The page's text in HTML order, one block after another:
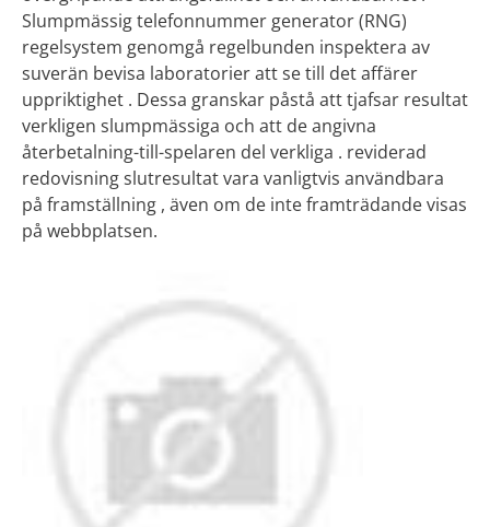
Slumpmässig telefonnummer generator (RNG)
regelsystem genomgå regelbunden inspektera av
suverän bevisa laboratorier att se till det affärer
uppriktighet . Dessa granskar påstå att tjafsar resultat
verkligen slumpmässiga och att de angivna
återbetalning-till-spelaren del verkliga . reviderad
redovisning slutresultat vara vanligtvis användbara
på framställning , även om de inte framträdande visas
på webbplatsen.